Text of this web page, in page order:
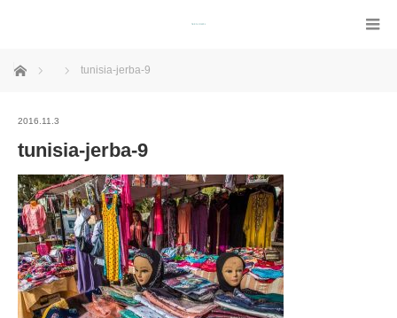
ホーム tunisia-jerba-9
2016.11.3
tunisia-jerba-9